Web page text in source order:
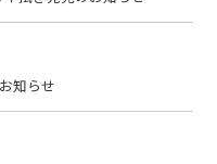
知らせ